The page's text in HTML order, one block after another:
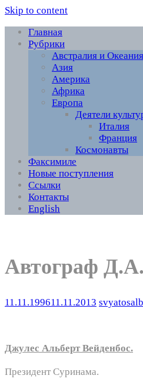
Skip to content
Главная
Рубрики
Австралия и Океания
Азия
Америка
Африка
Европа
Деятели
Италия
Франция
Космонавты
Факсимиле
Новые поступления
Ссылки
Контакты
English
Автограф
11.11.199611.11.2013
Джулес Альберт Вейденбос.
Президент Суринама.